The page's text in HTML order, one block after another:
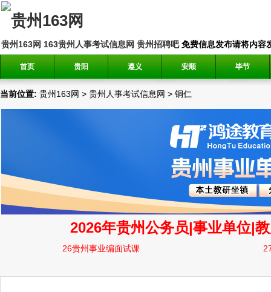
贵州163网 163贵州人事考试信息网 贵州招聘吧免费信息发布请将内容
首页 贵阳 遵义 安顺 毕节
当前位置: 贵州163网 > 贵州人事考试信息网 > 铜仁